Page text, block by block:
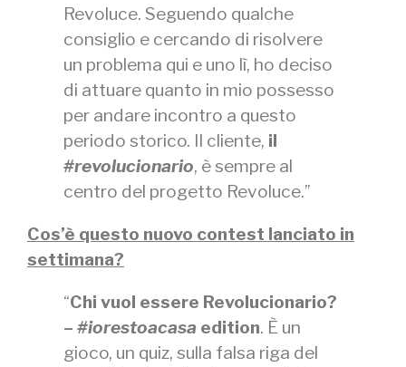
Revoluce. Seguendo qualche
consiglio e cercando di risolvere
un problema qui e uno lì, ho deciso
di attuare quanto in mio possesso
per andare incontro a questo
periodo storico. Il cliente, il
#revolucionario, è sempre al
centro del progetto Revoluce.”
Cos’è questo nuovo contest lanciato in
settimana?
“Chi vuol essere Revolucionario?
– #iorestoacasa edition. È un
gioco, un quiz, sulla falsa riga del